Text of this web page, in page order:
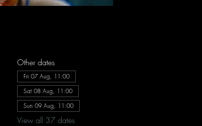
Other dates
Fri 07 Aug, 11:00
Sat 08 Aug, 11:00
Sun 09 Aug, 11:00
View all 37 dates